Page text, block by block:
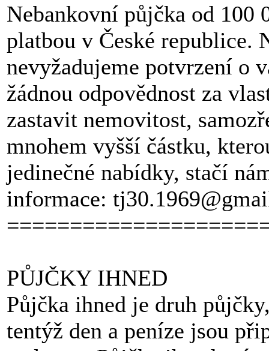
Nebankovní půjčka od 100
platbou v České republice.
nevyžadujeme potvrzení o
žádnou odpovědnost za
zastavit nemovitost,
mnohem vyšší částku,
jedinečné nabídky, stačí
informace:
PŮJČKY IHNED
Půjčka ihned je druh
tentýž den a peníze jsou